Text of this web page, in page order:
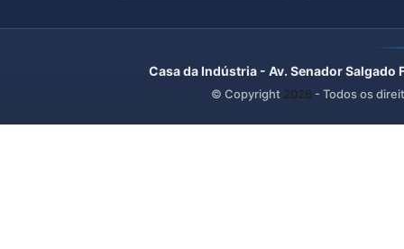
Casa da Indústria - Av. Senador
© Copyright 2026 - Todos os